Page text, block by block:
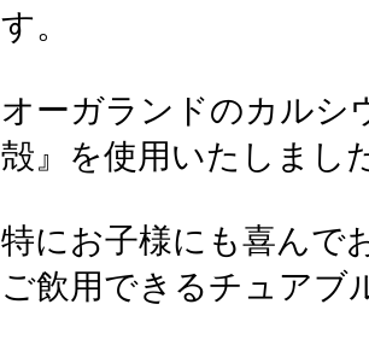
す。
オーガランドのカルシ
殻』を使用いたしまし
特にお子様にも喜んで
ご飲用できるチュアブ